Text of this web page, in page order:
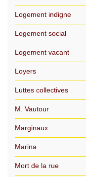
Logement indigne
Logement social
Logement vacant
Loyers
Luttes collectives
M. Vautour
Marginaux
Marina
Mort de la rue